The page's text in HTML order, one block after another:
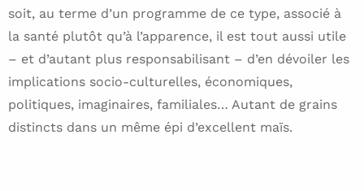
soit, au terme d’un programme de ce type, associé à
la santé plutôt qu’à l’apparence, il est tout aussi utile
– et d’autant plus responsabilisant – d’en dévoiler les
implications socio-culturelles, économiques,
politiques, imaginaires, familiales… Autant de grains
distincts dans un même épi d’excellent maïs.